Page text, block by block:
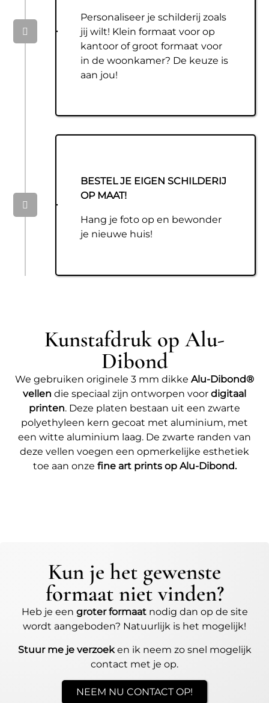
Personaliseer je schilderij zoals
jij wilt! Klein formaat voor op
kantoor of groot formaat voor
in de woonkamer? De keuze is
aan jou!
BESTEL JE EIGEN SCHILDERIJ
OP MAAT!
Hang je foto op en bewonder
je nieuwe huis!
Kunstafdruk op Alu-
Dibond
We gebruiken originele 3 mm dikke Alu-Dibond®
vellen die speciaal zijn ontworpen voor digitaal
printen. Deze platen bestaan uit een zwarte
polyethyleen kern gecoat met aluminium, met
een witte aluminium laag. De zwarte randen van
deze vellen voegen een opmerkelijke esthetiek
toe aan onze fine art prints op Alu-Dibond.
Kun je het gewenste
formaat niet vinden?
Heb je een groter formaatnodig dan op de site
wordt aangeboden? Natuurlijk is het mogelijk!
Stuur me je verzoeken ik neem zo snel mogelijk
contact met je op.
NEEM NU CONTACT OP!